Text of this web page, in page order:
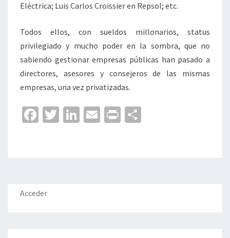
Eléctrica; Luis Carlos Croissier en Repsol; etc.
Todos ellos, con sueldos millonarios, status
privilegiado y mucho poder en la sombra, que no
sabiendo gestionar empresas públicas han pasado a
directores, asesores y consejeros de las mismas
empresas, una vez privatizadas.
Fa
o
o
k
T
er
Li
dI
n
E
l
Pr
p
ar
Acceder